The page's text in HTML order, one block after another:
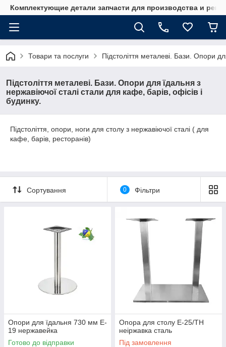
Комплектующие детали запчасти для производства и
Товари та послуги Підстоліття металеві. Бази. Опори
Підстоліття металеві. Бази. Опори для їдальня з
нержавіючої сталі стали для кафе, барів, офісів і
будинку.
Підстоліття, опори, ноги для столу з нержавіючої сталі ( для
кафе, барів, ресторанів)
Сортування 0 Фільтри
Опори для їдальня 730 мм E-
19 нержавейка
Готово до відправки
Опора для столу Е-25/ТН
неіржавка сталь
Під замовлення